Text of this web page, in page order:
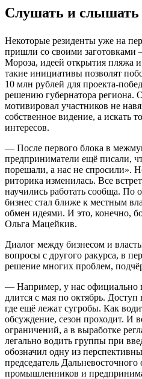
Слушать и слышать
Некоторые резиденты уже на
пришли со своими заготовками
Мороза, идеей открытия пляжа
такие инициативы позволят
10 млн рублей для проекта-
решению губернатора региона.
мотивировал участников не
собственное видение, а искать
интересов.
— После первого блока в
предприниматели ещё писали,
порешали, а нас не спросили».
риторика изменилась. Все
научились работать сообща. По
бизнес стал ближе к местным
обмен идеями. И это, конечно,
Ольга Мацейкив.
Диалог между бизнесом и
вопросы с другого ракурса, в
решение многих проблем,
— Например, у нас официально
длится с мая по октябрь.
где ещё лежат сугробы. Как
обсуждение, сезон проходит. И
ограничений, а в выработке
легально водить группы при
обозначил одну из
председатель
промышленников и